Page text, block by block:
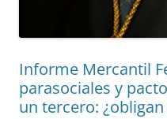
Informe Mercantil
parasociales y
un tercero: